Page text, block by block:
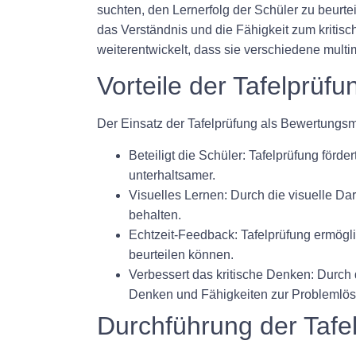
suchten, den Lernerfolg der Schüler zu
das Verständnis und die Fähigkeit zum
weiterentwickelt, dass sie verschiedene
Vorteile der
Der Einsatz der Tafelprüfung als
Beteiligt die Schüler: Tafelprüfung
unterhaltsamer.
Visuelles Lernen: Durch die visuelle
behalten.
Echtzeit-Feedback: Tafelprüfung
beurteilen können.
Verbessert das kritische Denken:
Denken und Fähigkeiten zur
Durchführung der